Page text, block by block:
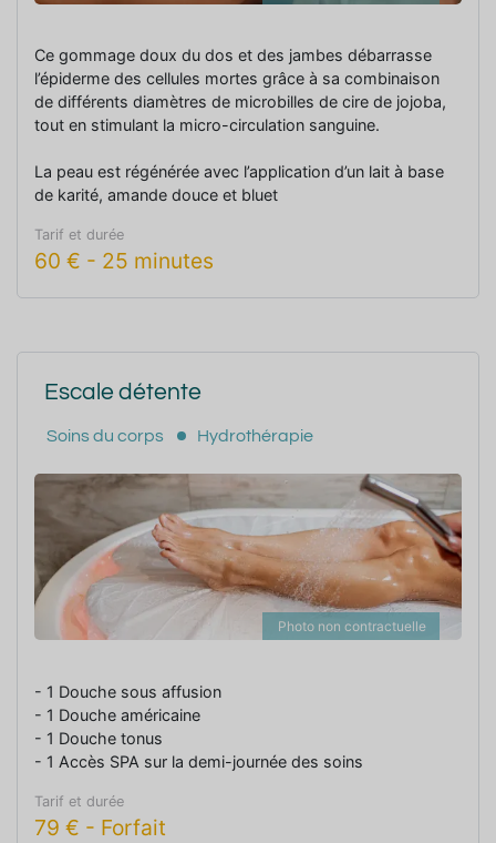
Ce gommage doux du dos et des jambes débarrasse
l’épiderme des cellules mortes grâce à sa combinaison
de différents diamètres de microbilles de cire de jojoba,
tout en stimulant la micro-circulation sanguine.
La peau est régénérée avec l’application d’un lait à base
de karité, amande douce et bluet
Tarif et durée
60 € - 25 minutes
Escale détente
Soins du corps Hydrothérapie
Photo non contractuelle
- 1 Douche sous affusion
- 1 Douche américaine
- 1 Douche tonus
- 1 Accès SPA sur la demi-journée des soins
Tarif et durée
79 € - Forfait